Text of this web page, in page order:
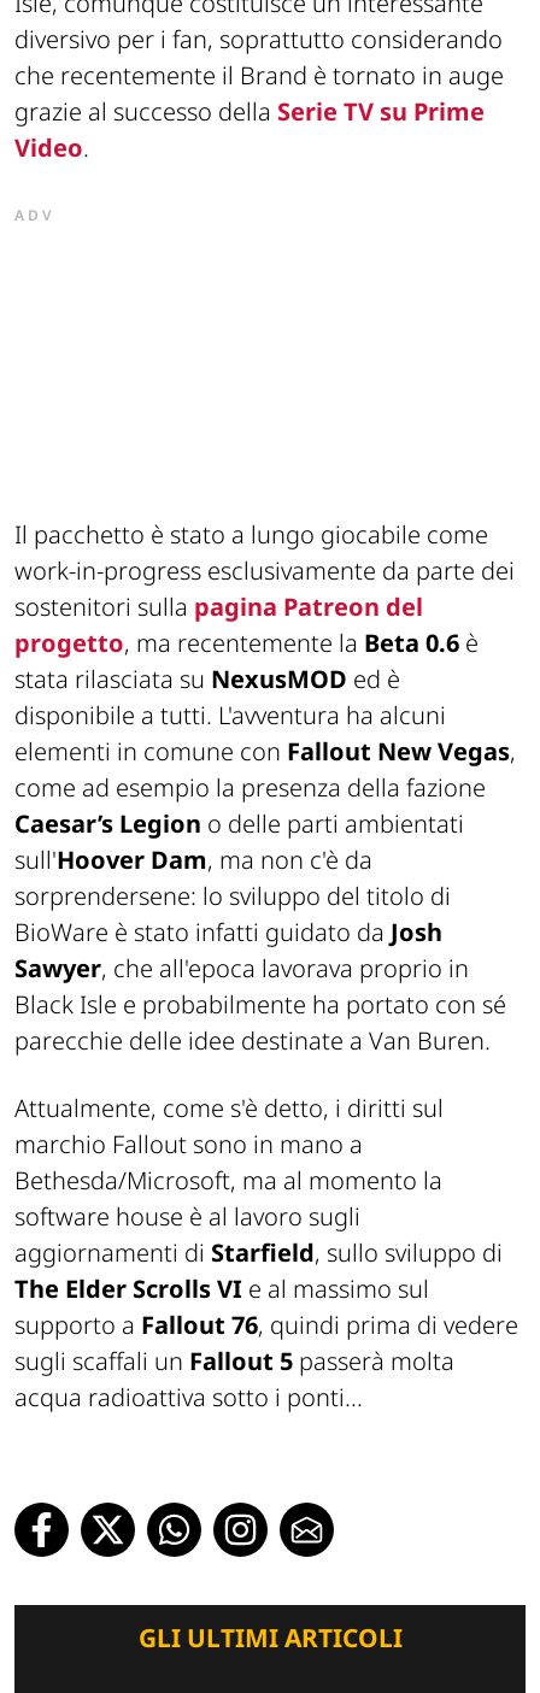
diversivo per i fan, soprattutto considerando
che recentemente il Brand è tornato in auge
grazie al successo della Serie TV su Prime
Video.
ADV
Il pacchetto è stato a lungo giocabile come
work-in-progress esclusivamente da parte dei
sostenitori sulla pagina Patreon del
progetto, ma recentemente la Beta 0.6 è
stata rilasciata su NexusMOD ed è
disponibile a tutti. L'avventura ha alcuni
elementi in comune con Fallout New Vegas,
come ad esempio la presenza della fazione
Caesar’s Legion o delle parti ambientati
sull'Hoover Dam, ma non c'è da
sorprendersene: lo sviluppo del titolo di
BioWare è stato infatti guidato da Josh
Sawyer, che all'epoca lavorava proprio in
Black Isle e probabilmente ha portato con sé
parecchie delle idee destinate a Van Buren.
Attualmente, come s'è detto, i diritti sul
marchio Fallout sono in mano a
Bethesda/Microsoft, ma al momento la
software house è al lavoro sugli
aggiornamenti di Starfield, sullo sviluppo di
The Elder Scrolls VI e al massimo sul
supporto a Fallout 76, quindi prima di vedere
sugli scaffali un Fallout 5 passerà molta
acqua radioattiva sotto i ponti...
GLI ULTIMI ARTICOLI